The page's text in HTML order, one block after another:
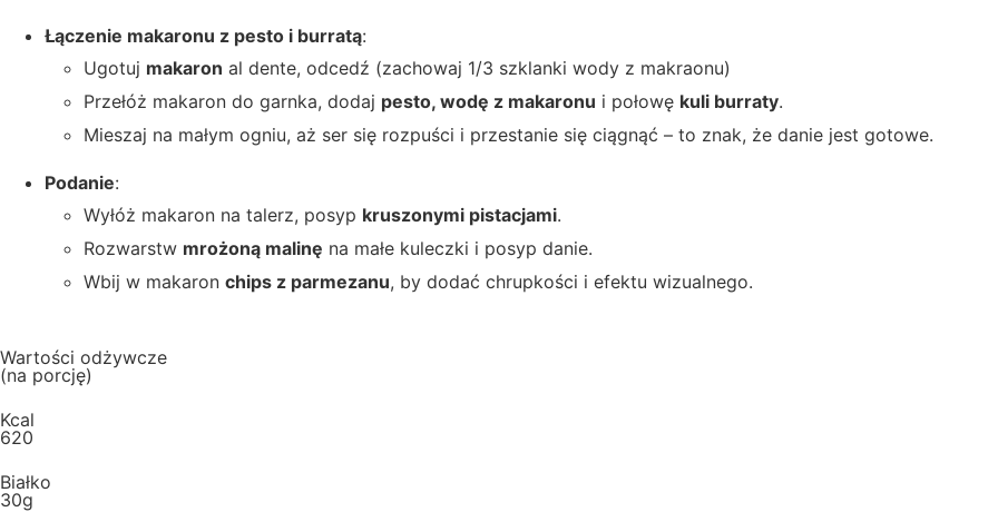
Łączenie makaronu z pesto i burratą:
Ugotuj makaron al dente, odcedź (zachowaj 1/3 szklanki wody z makraonu)
Przełóż makaron do garnka, dodaj pesto, wodę z makaronu i połowę kuli burraty.
Mieszaj na małym ogniu, aż ser się rozpuści i przestanie się ciągnąć – to znak, że danie jest gotowe.
Podanie:
Wyłóż makaron na talerz, posyp kruszonymi pistacjami.
Rozwarstw mrożoną malinę na małe kuleczki i posyp danie.
Wbij w makaron chips z parmezanu, by dodać chrupkości i efektu wizualnego.
Wartości odżywcze
(na porcję)
Kcal
620
Białko
30g